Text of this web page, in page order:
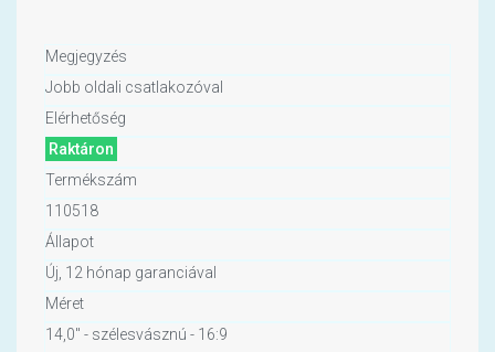
Megjegyzés
Jobb oldali csatlakozóval
Elérhetőség
Raktáron
Termékszám
110518
Állapot
Új, 12 hónap garanciával
Méret
14,0" - szélesvásznú - 16:9